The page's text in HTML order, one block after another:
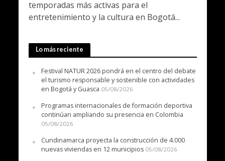
temporadas más activas para el
entretenimiento y la cultura en Bogotá...
Lo más reciente
Festival NATUR 2026 pondrá en el centro del debate
el turismo responsable y sostenible con actividades
en Bogotá y Guasca 05/08/2026
Programas internacionales de formación deportiva
continúan ampliando su presencia en Colombia
05/08/2026
Cundinamarca proyecta la construcción de 4.000
nuevas viviendas en 12 municipios 05/08/2026